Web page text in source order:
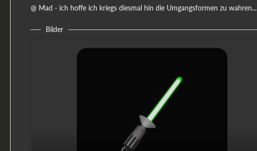
@ Mad - ich hoffe ich kriegs diesmal hin die Umgangsformen zu wahren...
Bilder